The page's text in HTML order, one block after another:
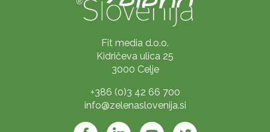
Fit media d.o.o.
Kidričeva ulica 25
3000 Celje
+386 (0)3 42 66 700
info@zelenaslovenija.si